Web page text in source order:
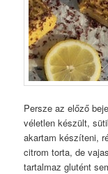
Persze az előző
véletlen készült,
akartam készíteni,
citrom torta, de
tartalmaz glutént